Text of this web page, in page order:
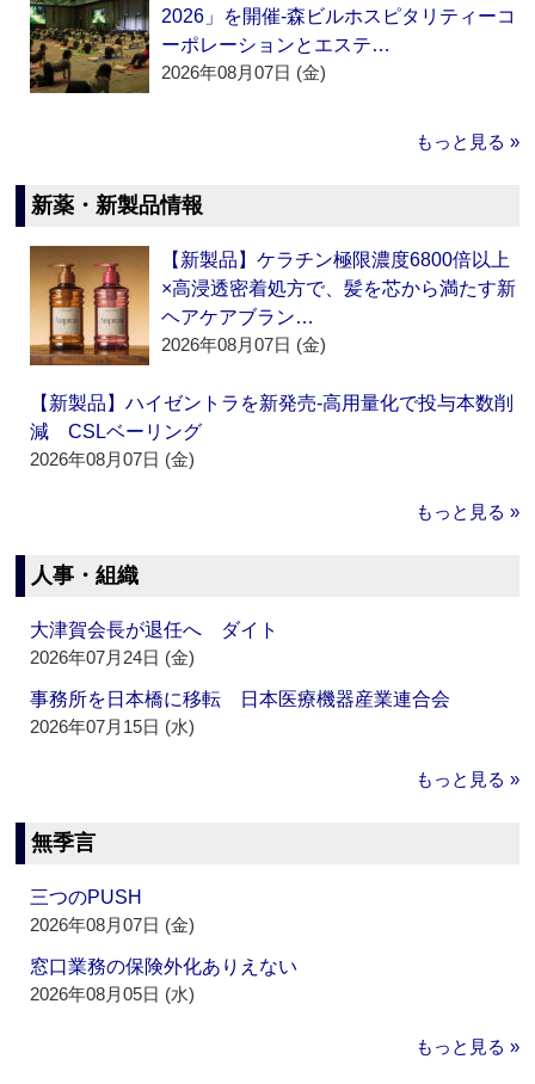
2026」を開催‐森ビルホスピタリティーコ
ーポレーションとエステ…
2026年08月07日 (金)
もっと見る »
新薬・新製品情報
【新製品】ケラチン極限濃度6800倍以上
×高浸透密着処方で、髪を芯から満たす新
ヘアケアブラン…
2026年08月07日 (金)
【新製品】ハイゼントラを新発売‐高用量化で投与本数削
減 CSLベーリング
2026年08月07日 (金)
もっと見る »
人事・組織
大津賀会長が退任へ ダイト
2026年07月24日 (金)
事務所を日本橋に移転 日本医療機器産業連合会
2026年07月15日 (水)
もっと見る »
無季言
三つのPUSH
2026年08月07日 (金)
窓口業務の保険外化ありえない
2026年08月05日 (水)
もっと見る »